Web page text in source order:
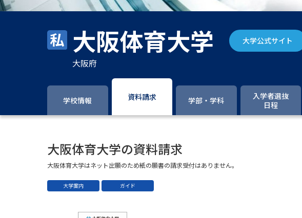
大阪体育大学 大学公式サイト
大阪府
学校情報 資料請求 学部・学科
入学者選抜
日程
大阪体育大学の資料請求
大阪体育大学はネット出願のため紙の願書の請求受付はありません。
大学案内 ガイド